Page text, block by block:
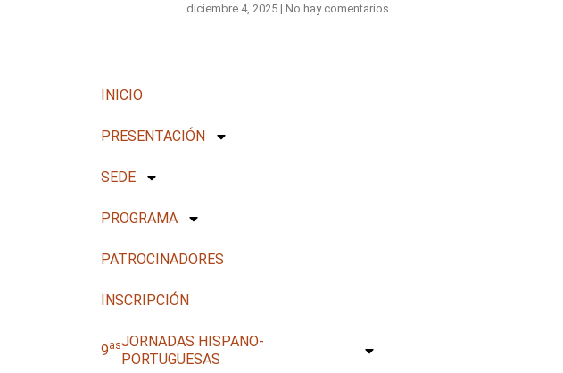
diciembre 4, 2025 No hay comentarios
INICIO
PRESENTACIÓN
SEDE
PROGRAMA
PATROCINADORES
INSCRIPCIÓN
9asJORNADAS HISPANO-
PORTUGUESAS